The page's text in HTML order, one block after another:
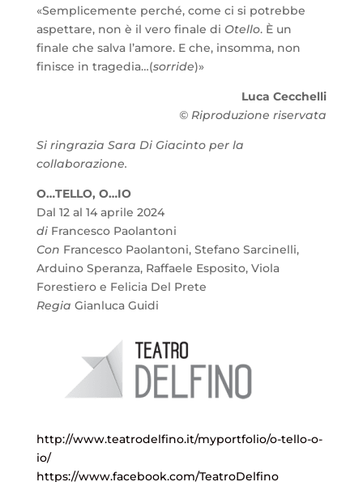
«Semplicemente perché, come ci si potrebbe
aspettare, non è il vero finale di Otello. È un
finale che salva l’amore. E che, insomma, non
finisce in tragedia…(sorride)»
Luca Cecchelli
© Riproduzione riservata
Si ringrazia Sara Di Giacinto per la
collaborazione.
O…TELLO, O…IO
Dal 12 al 14 aprile 2024
di Francesco Paolantoni
Con Francesco Paolantoni, Stefano Sarcinelli,
Arduino Speranza, Raffaele Esposito, Viola
Forestiero e Felicia Del Prete
Regia Gianluca Guidi
http://www.teatrodelfino.it/myportfolio/o-tello-o-
io/
https://www.facebook.com/TeatroDelfino